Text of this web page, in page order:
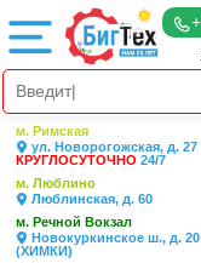
м. Римская
ул. Новорогожская, д. 27
КРУГЛОСУТОЧНО 24/7
м. Люблино
Люблинская, д. 60
м. Речной Вокзал
Новокуркинское ш., д. 20
(ХИМКИ)